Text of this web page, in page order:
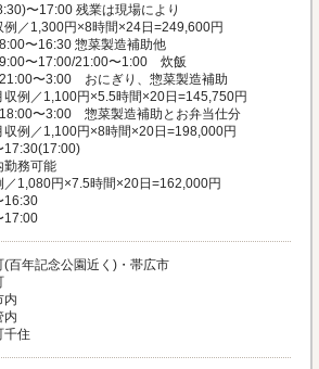
〜17:00 残業は現場により
1,300円×8時間×24日=249,600円
〜16:30 惣菜製造補助他
〜17:00/21:00〜1:00 炊飯
〜3:00 おにぎり、惣菜製造補助
／1,100円×5.5時間×20日=145,750円
〜3:00 惣菜製造補助とお弁当仕分
／1,100円×8時間×20日=198,000円
務可能
1,080円×7.5時間×20日=162,000円
百年記念公園近く)・帯広市
住